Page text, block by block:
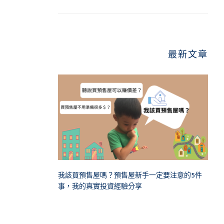
最新文章
我該買預售屋嗎？預售屋新手一定要注意的5件
事，我的真實投資經驗分享